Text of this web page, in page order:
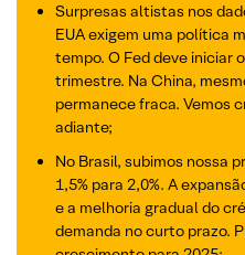
Surpresas altistas nos
EUA exigem uma política
tempo. O Fed deve iniciar
trimestre. Na China,
permanece fraca. Vemos
adiante;
No Brasil, subimos nossa
1,5% para 2,0%. A
e a melhoria gradual do
demanda no curto prazo.